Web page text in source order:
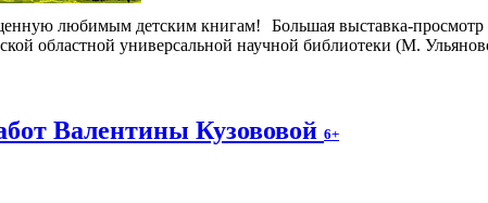
Большая выставка-
областной универсальной научной библиотеки (М.
Валентины Кузововой 6+